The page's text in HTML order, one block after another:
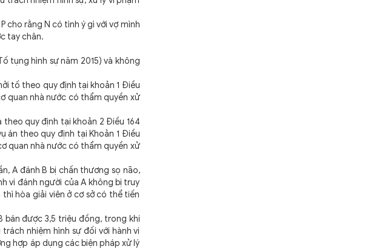
cho rằng N có tình ý gì với vợ mình
tay chân.
tụng hình sự năm 2015) và không
tố theo quy định tại khoản 1 Điều
quan nhà nước có thẩm quyền xử
quy định tại khoản 2 Điều 164
án theo quy định tại Khoản 1 Điều
quan nhà nước có thẩm quyền xử
A đánh B bị chấn thương sọ não,
vi đánh người của A không bị truy
hòa giải viên ở cơ sở có thể tiến
bán được 3,5 triệu đồng, trong khi
nhiệm hình sự đối với hành vi
hợp áp dụng các biện pháp xử lý